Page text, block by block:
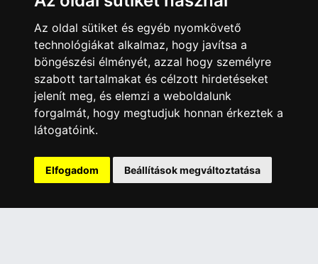
Az oldal sütiket és egyéb nyomkövető
technológiákat alkalmaz, hogy javítsa a
böngészési élményét, azzal hogy személyre
szabott tartalmakat és célzott hirdetéseket
jelenít meg, és elemzi a weboldalunk
forgalmát, hogy megtudjuk honnan érkeztek a
látogatóink.
Elfogadom Beállítások megváltoztatása
Elérhetőségek
Garanciális Ügyintézés
Webszolgáltatás
Üzleteinkben az elektronikus fizetés mód kizárólag átutalással
érhető el, bankkártyás fizetésre nincs lehetőség.
INFORMÁCIÓK
Általános Szerződési Feltételek
Adatkezelési nyilatkozat